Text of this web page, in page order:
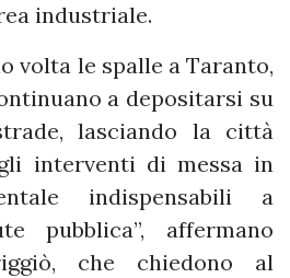
industriale.
volta le spalle a Taranto,
a depositarsi su
lasciando la città
interventi di messa in
indispensabili a
pubblica”, affermano
che chiedono al